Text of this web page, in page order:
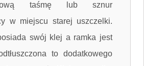
taśmę lub sznur
w miejscu starej uszczelki.
swój klej a ramka jest
to dodatkowego